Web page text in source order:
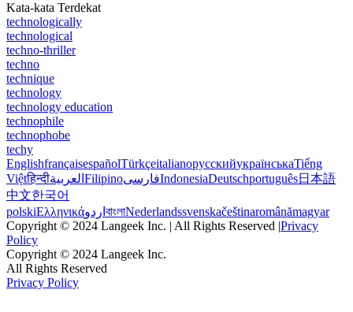
Kata-kata Terdekat
technologically
technological
techno-thriller
techno
technique
technology
technology education
technophile
technophobe
techy
EnglishfrançaisespañolTürkçeitalianoрусскийукраїнськаTiếng
Việtहिन्दीالعربية FilipinoفارسیIndonesiaDeutschportuguês日本語
中文한국어
polskiΕλληνικάاردو বাংলাNederlandssvenskačeštinaromânămagyar
Copyright © 2024 Langeek Inc. | All Rights Reserved |Privacy
Policy
Copyright © 2024 Langeek Inc.
All Rights Reserved
Privacy Policy